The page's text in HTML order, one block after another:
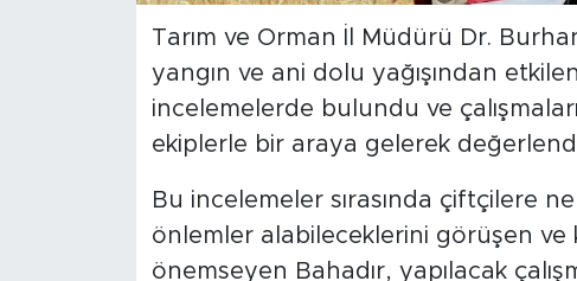
Tarım ve Orman İl Müdürü Dr.
yangın ve ani dolu yağışından
incelemelerde bulundu ve
ekiplerle bir araya gelerek
Bu incelemeler sırasında çiftçilere
önlemler alabileceklerini görüşen
önemseyen Bahadır, yapılacak
Bingöl Kaza Haberleri